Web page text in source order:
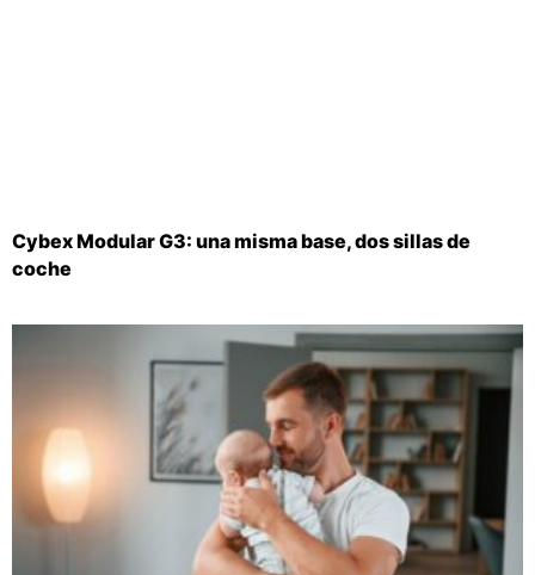
Cybex Modular G3: una misma base, dos sillas de
coche